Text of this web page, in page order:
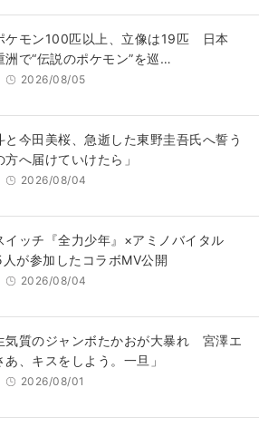
ケモン100匹以上、立像は19匹 日本
洲で“伝説のポケモン”を巡…
2026/08/05
と今田美桜、急逝した東野圭吾氏へ誓う
方へ届けていけたら」
2026/08/04
イッチ『全力少年』×アミノバイタル
が参加したコラボMV公開
2026/08/04
気質のジャンボたかおが大暴れ 宮澤エ
あ、キスをしよう。一旦」
2026/08/01